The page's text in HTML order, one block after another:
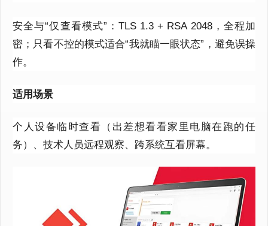
安全与“仅查看模式”：TLS 1.3 + RSA 2048，全程加
密；只看不控的模式适合“我就瞄一眼状态”，避免误操
作。
适用场景
个人设备临时查看（出差想看看家里电脑在跑的任
务）、技术人员远程观察、跨系统互看屏幕。